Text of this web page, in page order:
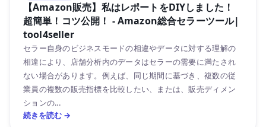
【Amazon販売】私はレポートをDIYしました！
超簡単！コツ公開！ - Amazon総合セラーツール|
tool4seller
セラー自身のビジネスモードの相違やデータに対する理解の
相違により、店舗分析内のデータはセラーの需要に満たされ
ない場合があります。例えば、同じ期間に基づき、複数の従
業員の複数の販売指標を比較したい、または、販売ディメン
ションの...
続きを読む →